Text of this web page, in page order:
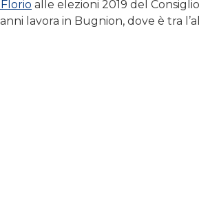
alle elezioni 2019 del Consiglio
lavora in Bugnion, dove è tra